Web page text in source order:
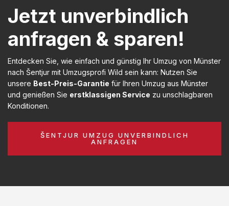
Jetzt unverbindlich
anfragen & sparen!
Entdecken Sie, wie einfach und günstig Ihr Umzug von Münster
nach Šentjur mit Umzugsprofi Wild sein kann: Nutzen Sie
unsere Best-Preis-Garantie für Ihren Umzug aus Münster
und genießen Sie erstklassigen Service zu unschlagbaren
Konditionen.
ŠENTJUR UMZUG UNVERBINDLICH
ANFRAGEN